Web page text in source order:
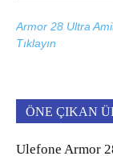
Armor 28 Ultra
Tıklayın
ÖNE ÇIKAN
Ulefone Armor